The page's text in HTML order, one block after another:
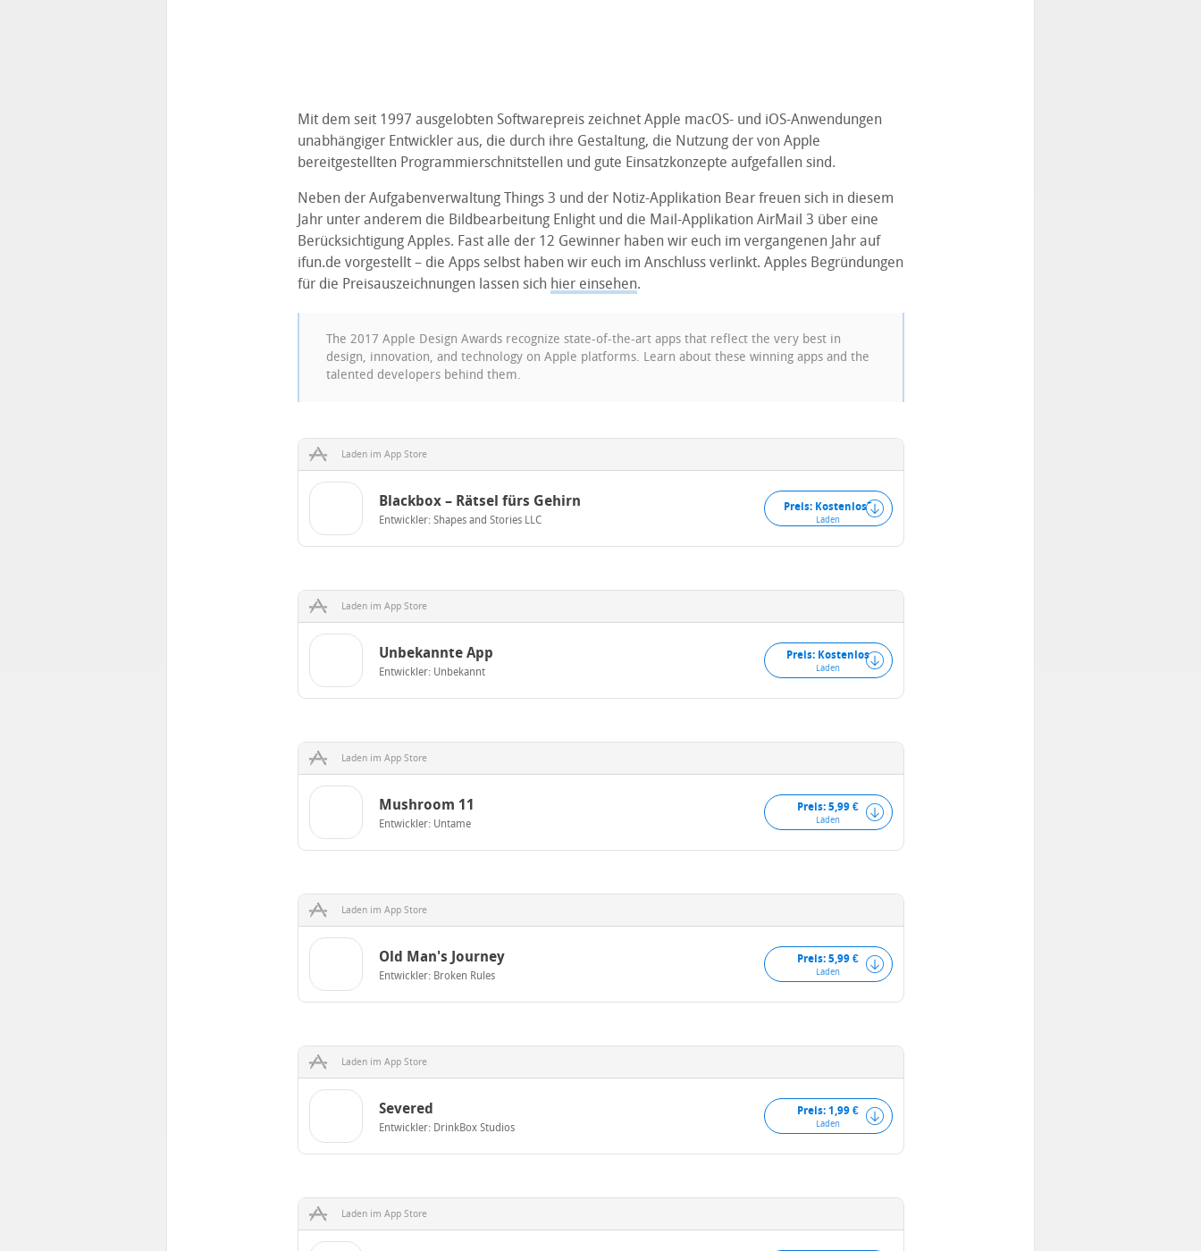
Mit dem seit 1997 ausgelobten Softwarepreis zeichnet Apple macOS- und iOS-Anwendungen
unabhängiger Entwickler aus, die durch ihre Gestaltung, die Nutzung der von Apple
bereitgestellten Programmierschnitstellen und gute Einsatzkonzepte aufgefallen sind.
Neben der Aufgabenverwaltung Things 3 und der Notiz-Applikation Bear freuen sich in diesem
Jahr unter anderem die Bildbearbeitung Enlight und die Mail-Applikation AirMail 3 über eine
Berücksichtigung Apples. Fast alle der 12 Gewinner haben wir euch im vergangenen Jahr auf
ifun.de vorgestellt – die Apps selbst haben wir euch im Anschluss verlinkt. Apples Begründungen
für die Preisauszeichnungen lassen sich hier einsehen.
The 2017 Apple Design Awards recognize state-of-the-art apps that reflect the very best in
design, innovation, and technology on Apple platforms. Learn about these winning apps and the
talented developers behind them.
Laden im App Store
Blackbox – Rätsel fürs Gehirn
Entwickler: Shapes and Stories LLC
Preis: Kostenlos+
Laden
Laden im App Store
Unbekannte App
Entwickler: Unbekannt
Preis: Kostenlos
Laden
Laden im App Store
Mushroom 11
Entwickler: Untame
Preis: 5,99 €
Laden
Laden im App Store
Old Man's Journey
Entwickler: Broken Rules
Preis: 5,99 €
Laden
Laden im App Store
Severed
Entwickler: DrinkBox Studios
Preis: 1,99 €
Laden
Laden im App Store